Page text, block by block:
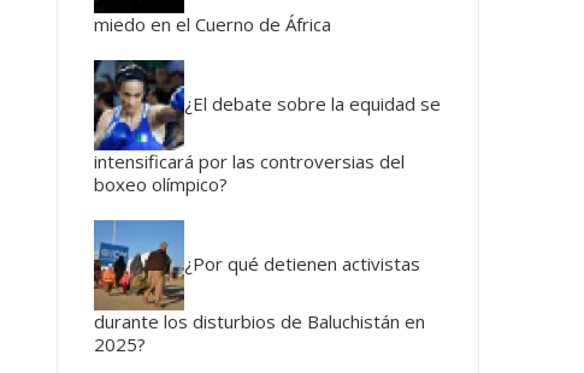
miedo en el Cuerno de África
¿El debate sobre la equidad se
intensificará por las controversias del
boxeo olímpico?
¿Por qué detienen activistas
durante los disturbios de Baluchistán en
2025?